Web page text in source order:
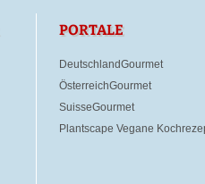
PORTALE
DeutschlandGourmet
ÖsterreichGourmet
SuisseGourmet
Plantscape Vegane